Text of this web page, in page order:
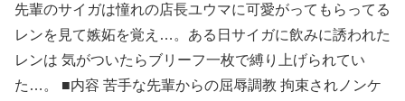
先輩のサイガは憧れの店長ユウマに可愛がってもらってる
レンを見て嫉妬を覚え…。ある日サイガに飲みに誘われた
レンは 気がついたらブリーフ一枚で縛り上げられてい
た…。 ■内容 苦手な先輩からの屈辱調教 拘束されノンケ